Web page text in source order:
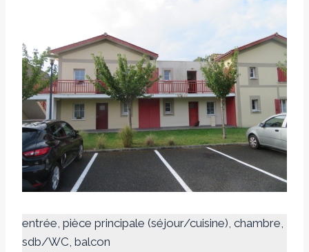
entrée, pièce principale (séjour/cuisine), chambre,
sdb/WC, balcon